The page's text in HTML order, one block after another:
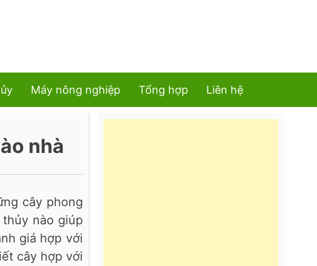
Máy nông nghiệp Tổng hợp Liên hệ
nhà
cây phong
nào giúp
giá hợp với
cây hợp với